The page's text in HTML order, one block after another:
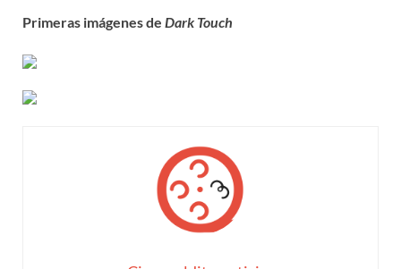
Primeras imágenes de Dark Touch